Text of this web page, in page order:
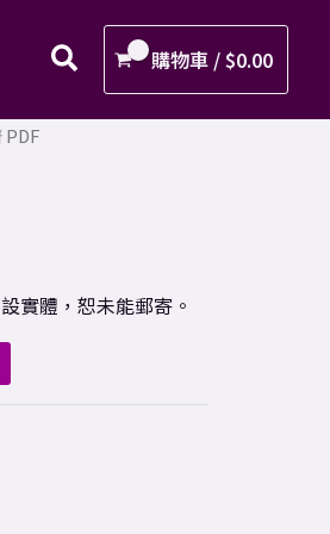
購物車 /$0.00
PDF
實體，恕未能郵寄。